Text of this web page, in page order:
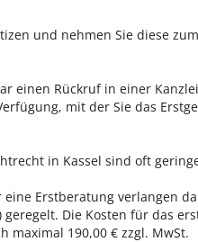
und nehmen Sie diese
einen Rückruf in einer
mit der Sie das
in Kassel sind oft
Erstberatung verlangen
geregelt. Die Kosten für das
maximal 190,00 € zzgl. MwSt.